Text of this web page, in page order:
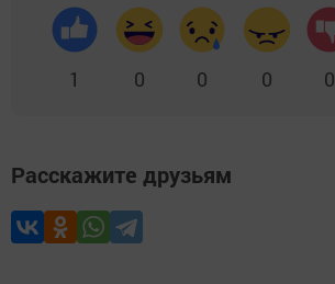
1 0 0 0 0
Расскажите друзьям